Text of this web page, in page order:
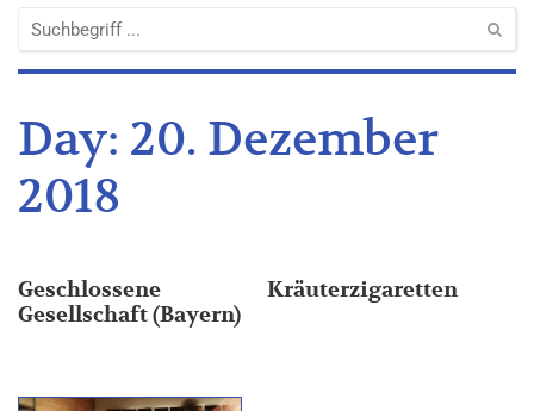
Day: 20. Dezember
2018
Geschlossene
Gesellschaft (Bayern)
Kräuterzigaretten